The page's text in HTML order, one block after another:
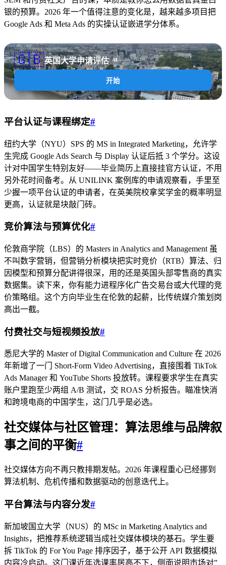
银的预算。2026 年一个值得注意的变化是，越来越多项目把
Google Ads 和 Meta Ads 的实操认证嵌进学分体系。
🇬🇧英国大学申请评估 AI
开始
平台认证与课程绑定#
纽约大学（NYU）SPS 的 MS in Integrated Marketing，允许学
生完成 Google Ads Search 与 Display 认证后抵 3 个学分。这设
计对中国学生特别友好——毕业简历上直接挂官方认证，不用
另外花时间备考。从 UNILINK 案例库的申请观察看，手里至
少握一项平台认证的申请者，在英美院校拿奖学金的概率明显
更高，认证就是块敲门砖。
竞价算法与预算优化#
伦敦商学院（LBS）的 Masters in Analytics and Management 虽
不叫数字营销，但营销分析模块把实时竞价（RTB）算法、归
因模型和预算分配讲得很深，用的还是英国头部零售商的真实
数据集。读下来，你有能力进程序化广告交易台或大代理的竞
价策略组。这个方向毕业生在伦敦的起薪，比传统媒介策划岗
高出一截。
付费社交与短视频投放#
悉尼大学的 Master of Digital Communication and Culture 在 2026
年新增了一门 Short-Form Video Advertising，直接围着 TikTok
Ads Manager 和 YouTube Shorts 投放转。课程要求学生在真实
账户里跑至少两组 A/B 测试，交 ROAS 分析报告。瞄准快消
和跨境电商的中国学生，这门几乎是必选。
社交媒体与社区管理：算法思维与品牌叙
事之间的平衡#
社交媒体方向不再只教排期发帖。2026 年课程重心已经挪到
算法机制、危机传播和数据驱动的创意迭代上。
平台算法与内容分发#
新加坡国立大学（NUS）的 MSc in Marketing Analytics and
Insights，把推荐系统逻辑当成社交媒体模块的基石。学生要
拆 TikTok 的 For You Page 排序因子，基于公开 API 数据模拟
内容冷启动。这门课近年选课率居高不下，侧面说明市场对”